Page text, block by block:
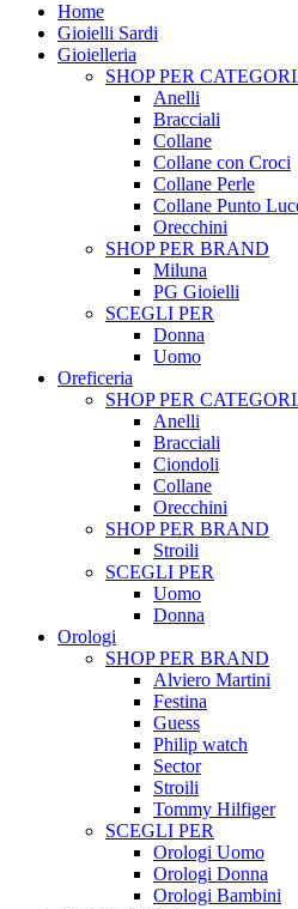
Home
Gioielli Sardi
Gioielleria
SHOP PER
Anelli
Bracciali
Collane
Collane con Croci
Collane Perle
Collane Punto
Orecchini
SHOP PER BRAND
Miluna
PG Gioielli
SCEGLI PER
Donna
Uomo
Oreficeria
SHOP PER
Anelli
Bracciali
Ciondoli
Collane
Orecchini
SHOP PER BRAND
Stroili
SCEGLI PER
Uomo
Donna
Orologi
SHOP PER BRAND
Alviero Martini
Festina
Guess
Philip watch
Sector
Stroili
Tommy Hilfiger
SCEGLI PER
Orologi Uomo
Orologi Donna
Orologi Bambini